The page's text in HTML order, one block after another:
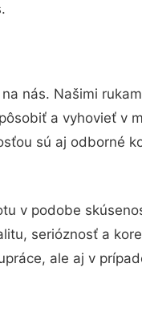
nás. Našimi
a vyhovieť v
sú aj odborné
v podobe
serióznosť a
ale aj v